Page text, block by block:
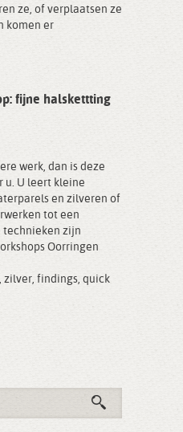
ze, of verplaatsen ze
komen er
fijne halskettting
werk, dan is deze
u. U leert kleine
en zilveren of
tot een
technieken zijn
Oorringen
, zilver, findings, quick